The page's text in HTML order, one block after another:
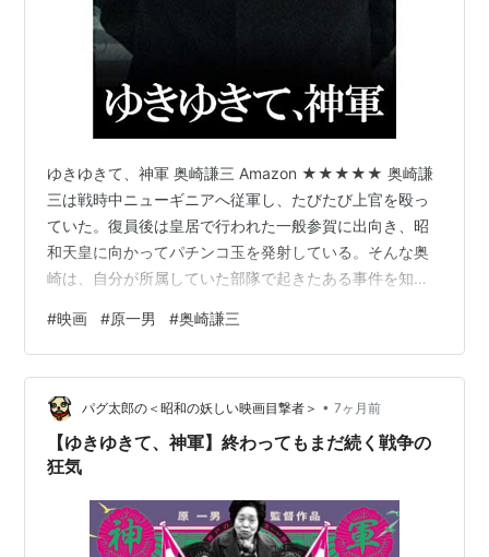
ゆきゆきて、神軍 奥崎謙三 Amazon ★★★★★ 奥崎謙
三は戦時中ニューギニアへ従軍し、たびたび上官を殴っ
ていた。復員後は皇居で行われた一般参賀に出向き、昭
和天皇に向かってパチンコ玉を発射している。そんな奥
崎は、自分が所属していた部隊で起きたある事件を知
うものだった。奥崎は真相を追求するため、遺族を連れ
て関係者を訪問する。 ドキュメンタリー映画。 まず奥崎
謙三が只者ではない。彼は自宅でバッテリー商をしてい
るが、シャッターには政治的な文言がびっしり書かれて
いる。そのうえ、愛用の街宣車には「田中角栄を殺すた
めに記す」と書かれていた。自宅も車も文…
#映画 #原一男 #奥崎謙三
パグ太郎の＜昭和の妖しい映画目撃者＞ • 7ヶ月前
【ゆきゆきて、神軍】終わってもまだ続く戦争の
狂気